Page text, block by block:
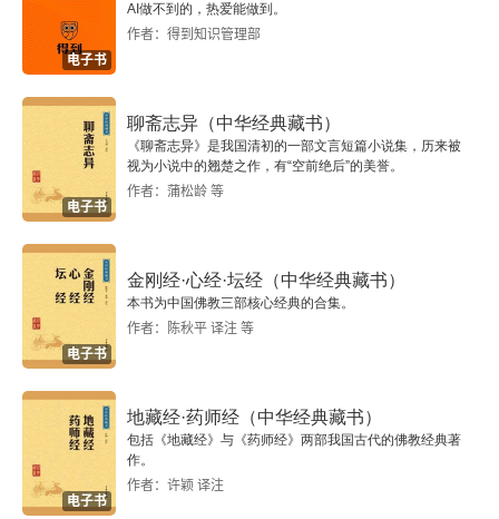
电子书
AI做不到的，热爱能做到。
作者：得到知识管理部
电子书
聊斋志异（中华经典藏书）
《聊斋志异》是我国清初的一部文言短篇小说集，历来被
视为小说中的翘楚之作，有“空前绝后”的美誉。
作者：蒲松龄 等
电子书
金刚经·心经·坛经（中华经典藏书）
本书为中国佛教三部核心经典的合集。
作者：陈秋平 译注 等
电子书
地藏经·药师经（中华经典藏书）
包括《地藏经》与《药师经》两部我国古代的佛教经典著
作。
作者：许颖 译注